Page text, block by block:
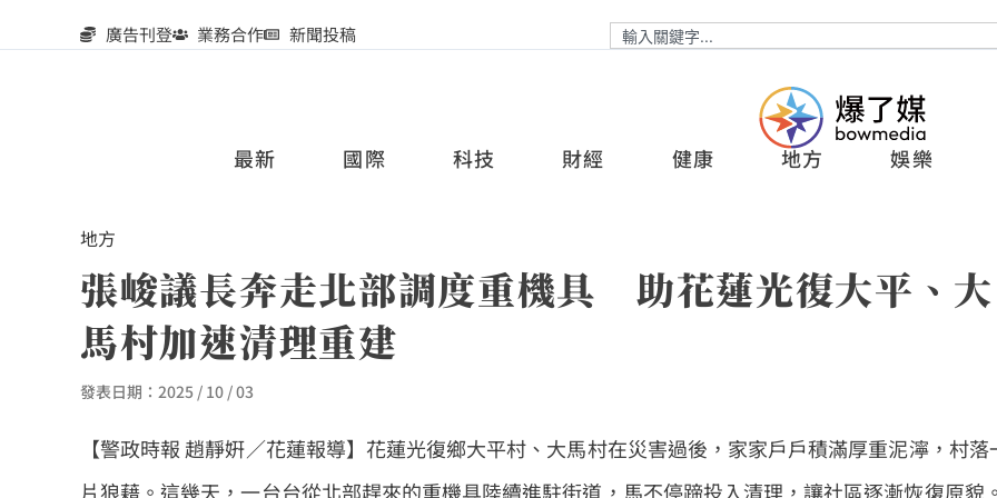
廣告刊登 業務合作 新聞投稿
最新 國際 科技 財經 健康 地方 娛樂
地方
張峻議長奔走北部調度重機具 助花蓮光復大平、大
馬村加速清理重建
發表日期： 2025 / 10 / 03
【警政時報 趙靜姸／花蓮報導】花蓮光復鄉大平村、大馬村在災害過後，家家戶戶積滿厚重泥濘，村落
片狼藉。這幾天，一台台從北部趕來的重機具陸續進駐街道，馬不停蹄投入清理，讓社區逐漸恢復原貌。